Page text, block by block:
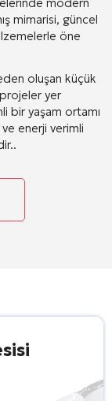
mimarisi, güncel
öne
oluşan küçük
yer
bir yaşam ortamı
enerji verimli
.